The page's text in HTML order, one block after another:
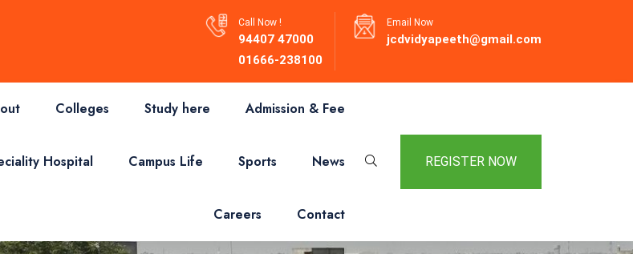
Call Now !
94407 47000
01666-238100
Email Now
jcdvidyapeeth@gmail.com
Colleges Study here Admission & Fee
Hospital Campus Life Sports News
Careers Contact
REGISTER NOW